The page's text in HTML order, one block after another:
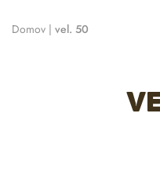
Domov | vel. 50